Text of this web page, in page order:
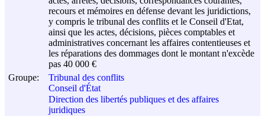
recours et mémoires en défense devant les juridictions,
y compris le tribunal des conflits et le Conseil d'Etat,
ainsi que les actes, décisions, pièces comptables et
administratives concernant les affaires contentieuses et
les réparations des dommages dont le montant n'excède
pas 40 000 €
Groupe:
Tribunal des conflits
Conseil d'État
Direction des libertés publiques et des affaires
juridiques